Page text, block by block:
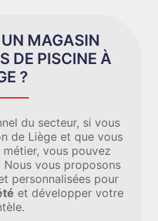
MAGASIN
DE PISCINE À
?
du secteur, si vous
de Liège et que vous
vous pouvez
Nous vous proposons
personnalisées pour
et développer votre